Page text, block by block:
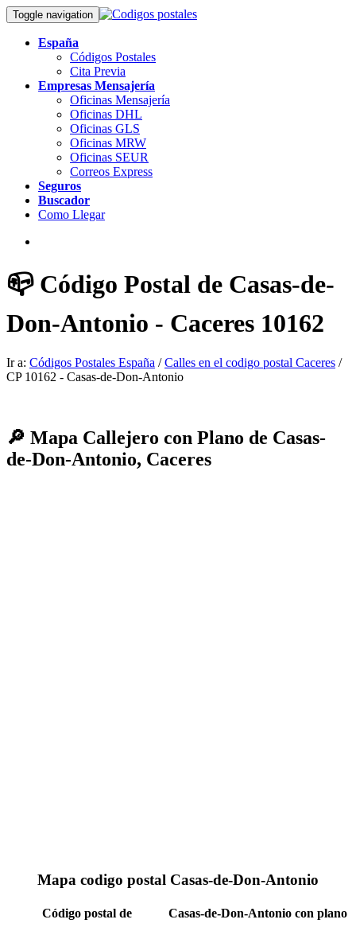
Toggle navigation
España
Códigos Postales
Cita Previa
Empresas Mensajería
Oficinas Mensajería
Oficinas DHL
Oficinas GLS
Oficinas MRW
Oficinas SEUR
Correos Express
Seguros
Buscador
Como Llegar
📪 Código Postal de Casas-de-
Don-Antonio - Caceres 10162
Ir a: Códigos Postales España /Calles en el codigo postal Caceres /
CP 10162 - Casas-de-Don-Antonio
🔎 Mapa Callejero con Plano de Casas-
de-Don-Antonio, Caceres
Mapa codigo postal Casas-de-Don-Antonio
Código postal de Casas-de-Don-Antonio con plano